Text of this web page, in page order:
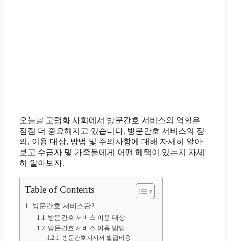
오늘날 고령화 사회에서 방문간호 서비스의 역할은
점점 더 중요해지고 있습니다. 방문간호 서비스의 정
의, 이용 대상, 방법 및 주의사항에 대해 자세히 알아
보고 수급자 및 가족들에게 어떤 혜택이 있는지 자세
히 알아보자.
Table of Contents
방문간호 서비스란?
방문간호 서비스 이용 대상
방문간호 서비스 이용 방법
방문간호지시서 발급비용